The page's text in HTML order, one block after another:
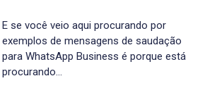
E se você veio aqui procurando por
exemplos de mensagens de saudação
para WhatsApp Business é porque está
procurando…